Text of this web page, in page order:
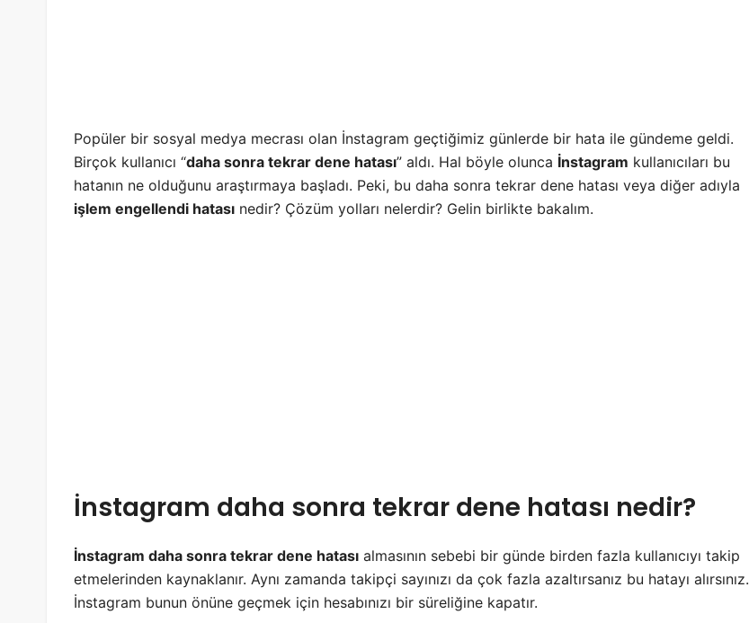
Popüler bir sosyal medya mecrası olan İnstagram geçtiğimiz günlerde bir hata ile gündeme geldi.
Birçok kullanıcı “daha sonra tekrar dene hatası” aldı. Hal böyle olunca İnstagram kullanıcıları bu
hatanın ne olduğunu araştırmaya başladı. Peki, bu daha sonra tekrar dene hatası veya diğer adıyla
işlem engellendi hatası nedir? Çözüm yolları nelerdir? Gelin birlikte bakalım.
İnstagram daha sonra tekrar dene hatası nedir?
İnstagram daha sonra tekrar dene hatası almasının sebebi bir günde birden fazla kullanıcıyı takip
etmelerinden kaynaklanır. Aynı zamanda takipçi sayınızı da çok fazla azaltırsanız bu hatayı alırsınız.
İnstagram bunun önüne geçmek için hesabınızı bir süreliğine kapatır.